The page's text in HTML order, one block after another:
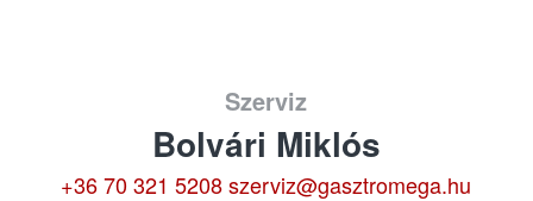
Szerviz
Bolvári Miklós
+36 70 321 5208 szerviz@gasztromega.hu